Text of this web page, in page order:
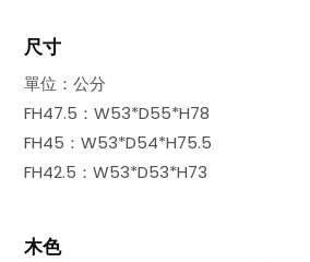
尺寸
單位：公分
FH47.5：W53*D55*H78
FH45：W53*D54*H75.5
FH42.5：W53*D53*H73
木色